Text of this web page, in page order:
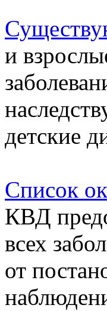
и
детские
Список
КВД
всех
от